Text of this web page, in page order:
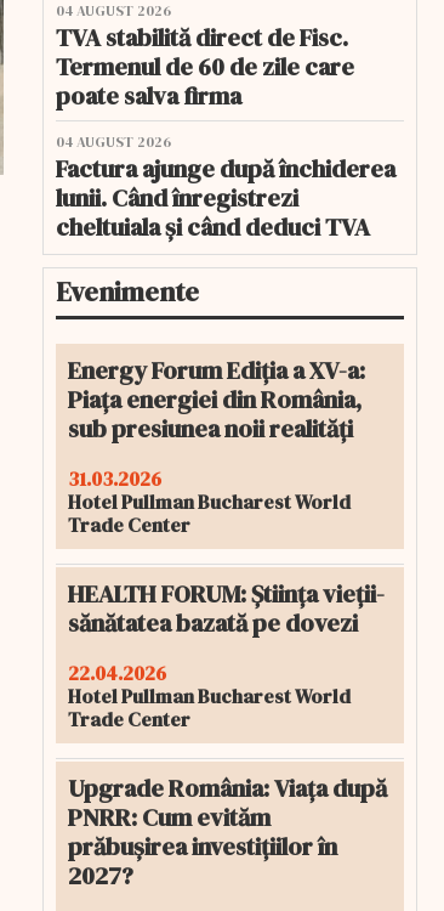
04 AUGUST 2026
TVA stabilită direct de Fisc.
Termenul de 60 de zile care
poate salva firma
04 AUGUST 2026
Factura ajunge după închiderea
lunii. Când înregistrezi
cheltuiala și când deduci TVA
Evenimente
Energy Forum Ediția a XV-a:
Piața energiei din România,
sub presiunea noii realități
31.03.2026
Hotel Pullman Bucharest World
Trade Center
HEALTH FORUM: Știința vieții-
sănătatea bazată pe dovezi
22.04.2026
Hotel Pullman Bucharest World
Trade Center
Upgrade România: Viața după
PNRR: Cum evităm
prăbușirea investițiilor în
2027?